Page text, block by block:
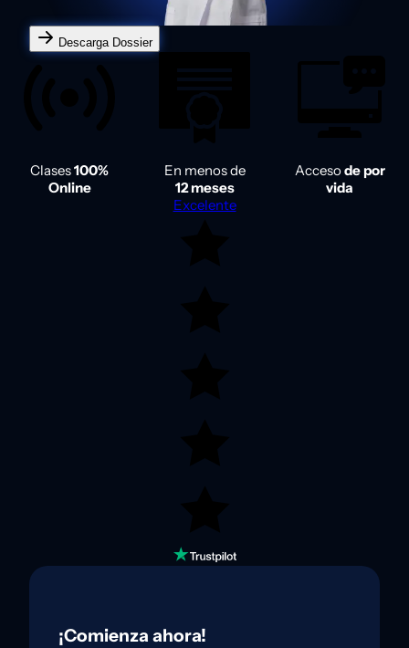
Descarga Dossier
Clases100%
Online
En menos de
12 meses
Accesode por
vida
Excelente
¡Comienza ahora!